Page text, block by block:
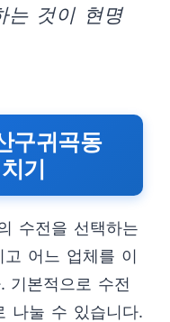
는 것이 현명
구귀곡동
기
수전을 선택하는
어느 업체를 이
기본적으로 수전
나눌 수 있습니다.